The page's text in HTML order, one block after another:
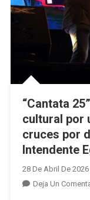
“Cantata
cultural por
cruces por
Intendente
28 De Abril De 2026
Deja Un